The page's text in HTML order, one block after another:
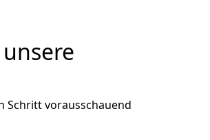
Schritt vorausschauend